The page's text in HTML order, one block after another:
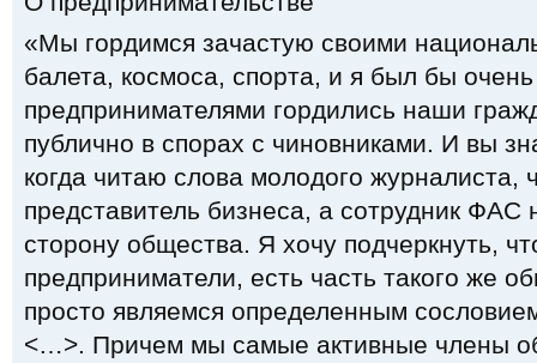
«Мы гордимся зачастую своими
балета, космоса, спорта, и я был бы
предпринимателями гордились наши
публично в спорах с чиновниками. И вы
когда читаю слова молодого журналиста,
представитель бизнеса, а сотрудник ФАС
сторону общества. Я хочу подчеркнуть,
предприниматели, есть часть такого же
просто являемся определенным
<…>. Причем мы самые активные члены